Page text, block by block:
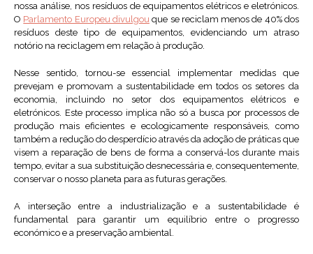
nossa análise, nos resíduos de equipamentos elétricos e eletrónicos.
O Parlamento Europeu divulgouque se reciclam menos de 40% dos
resíduos deste tipo de equipamentos, evidenciando um atraso
notório na reciclagem em relação à produção.
Nesse sentido, tornou-se essencial implementar medidas que
prevejam e promovam a sustentabilidade em todos os setores da
economia, incluindo no setor dos equipamentos elétricos e
eletrónicos. Este processo implica não só a busca por processos de
produção mais eficientes e ecologicamente responsáveis, como
também a redução do desperdício através da adoção de práticas que
visem a reparação de bens de forma a conservá-los durante mais
tempo, evitar a sua substituição desnecessária e, consequentemente,
conservar o nosso planeta para as futuras gerações.
A interseção entre a industrialização e a sustentabilidade é
fundamental para garantir um equilíbrio entre o progresso
económico e a preservação ambiental.